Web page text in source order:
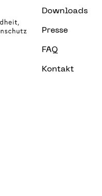
Downloads
Presse
FAQ
Kontakt